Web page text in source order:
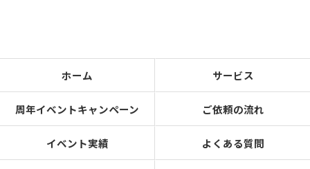
ホーム サービス
周年イベントキャンペーン ご依頼の流れ
イベント実績 よくある質問